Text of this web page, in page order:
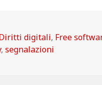
digitali, Free
,segnalazioni